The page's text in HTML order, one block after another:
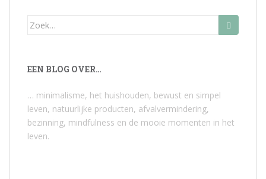
Zoek
EEN BLOG OVER…
… minimalisme, het huishouden, bewust en simpel
leven, natuurlijke producten, afvalvermindering,
bezinning, mindfulness en de mooie momenten in het
leven.